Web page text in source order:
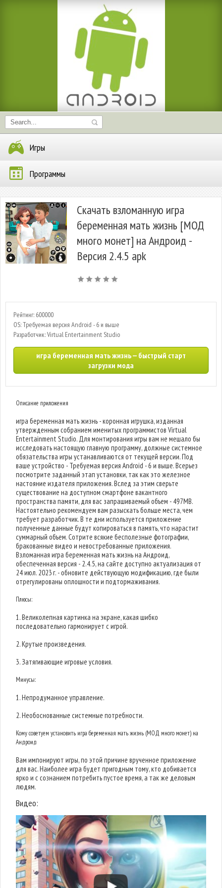
Игры
Программы
Скачать взломанную игра
беременная мать жизнь [МОД
много монет] на Андроид -
Версия 2.4.5 apk
Рейтинг: 600000
OS: Требуемая версия Android - 6 и выше
Разработчик: Virtual Entertainment Studio
игра беременная мать жизнь — быстрый старт
загрузки мода
Описание приложения
игра беременная мать жизнь - коронная игрушка, изданная
утвержденным собранием именитых программистов Virtual
Entertainment Studio. Для монтирования игры вам не мешало бы
исследовать настоящую главную программу, должные системное
обязательства игры устанавливаются от текущей версии. Под
ваше устройство - Требуемая версия Android - 6 и выше. Всерьез
посмотрите заданный этап установки, так как это железное
настояние издателя приложения. Вслед за этим сверьте
существование на доступном смартфоне вакантного
пространства памяти, для вас запрашиваемый объем - 497MB.
Настоятельно рекомендуем вам разыскать больше места, чем
требует разработчик. В те дни используется приложение
полученные данные будут копироваться в память, что нарастит
суммарный объем. Сотрите всякие бесполезные фотографии,
бракованные видео и невостребованные приложения.
Взломанная игра беременная мать жизнь на Андроид,
обеспеченная версия - 2.4.5, на сайте доступно актуализация от
24 июл. 2023 г. - обновите действующую модификацию, где были
отрегулированы оплошности и подтормаживания.
Плюсы:
1. Великолепная картинка на экране, какая шибко
последовательно гармонирует с игрой.
2. Крутые произведения.
3. Затягивающие игровые условия.
Минусы:
1. Непродуманное управление.
2. Необоснованные системные потребности.
Кому советуем установить игра беременная мать жизнь (МОД много монет) на
Андроид
Вам импонируют игры, по этой причине врученное приложение
для вас. Наиболее игра будет пригодным тому, кто добивается
ярко и с сознанием потребить пустое время, а так же деловым
людям.
Видео: